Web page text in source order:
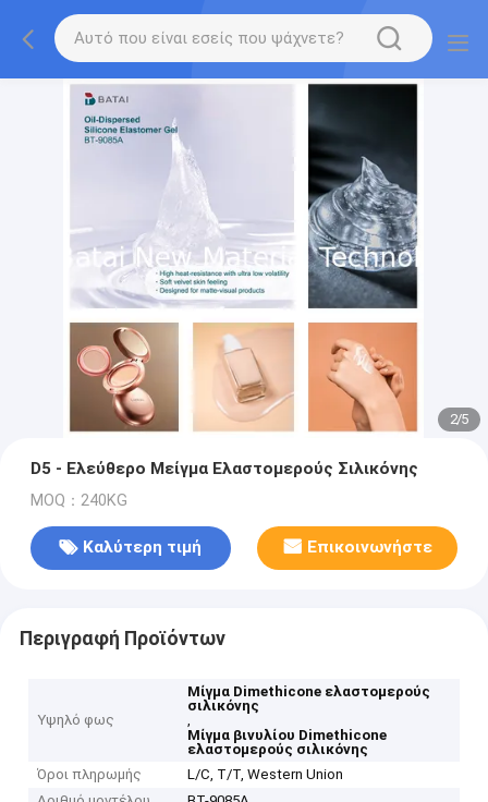
2/5
D5 - Ελεύθερο Μείγμα Ελαστομερούς Σιλικόνης
MOQ：240KG
Καλύτερη τιμή Επικοινωνήστε
Περιγραφή Προϊόντων
Υψηλό φως
Μίγμα Dimethicone ελαστομερούς
σιλικόνης
,
Μίγμα βινυλίου Dimethicone
ελαστομερούς σιλικόνης
Όροι πληρωμής
L/C, T/T, Western Union